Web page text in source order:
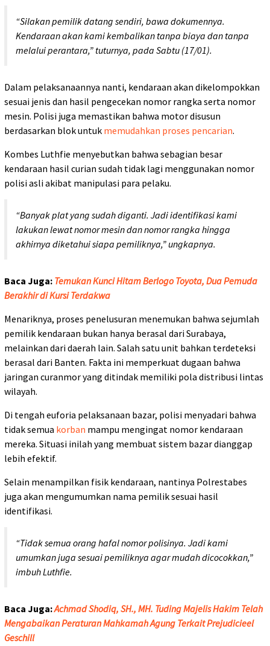
“Silakan pemilik datang sendiri, bawa dokumennya.
Kendaraan akan kami kembalikan tanpa biaya dan tanpa
melalui perantara,” tuturnya, pada Sabtu (17/01).
Dalam pelaksanaannya nanti, kendaraan akan dikelompokkan
sesuai jenis dan hasil pengecekan nomor rangka serta nomor
mesin. Polisi juga memastikan bahwa motor disusun
berdasarkan blok untuk memudahkan proses pencarian.
Kombes Luthfie menyebutkan bahwa sebagian besar
kendaraan hasil curian sudah tidak lagi menggunakan nomor
polisi asli akibat manipulasi para pelaku.
“Banyak plat yang sudah diganti. Jadi identifikasi kami
lakukan lewat nomor mesin dan nomor rangka hingga
akhirnya diketahui siapa pemiliknya,” ungkapnya.
Baca Juga: Temukan Kunci Hitam Berlogo Toyota, Dua Pemuda
Berakhir di Kursi Terdakwa
Menariknya, proses penelusuran menemukan bahwa sejumlah
pemilik kendaraan bukan hanya berasal dari Surabaya,
melainkan dari daerah lain. Salah satu unit bahkan terdeteksi
berasal dari Banten. Fakta ini memperkuat dugaan bahwa
jaringan curanmor yang ditindak memiliki pola distribusi lintas
wilayah.
Di tengah euforia pelaksanaan bazar, polisi menyadari bahwa
tidak semua korban mampu mengingat nomor kendaraan
mereka. Situasi inilah yang membuat sistem bazar dianggap
lebih efektif.
Selain menampilkan fisik kendaraan, nantinya Polrestabes
juga akan mengumumkan nama pemilik sesuai hasil
identifikasi.
“Tidak semua orang hafal nomor polisinya. Jadi kami
umumkan juga sesuai pemiliknya agar mudah dicocokkan,”
imbuh Luthfie.
Baca Juga:Achmad Shodiq, SH., MH. Tuding Majelis Hakim Telah
Mengabaikan Peraturan Mahkamah Agung Terkait Prejudicieel
Geschill